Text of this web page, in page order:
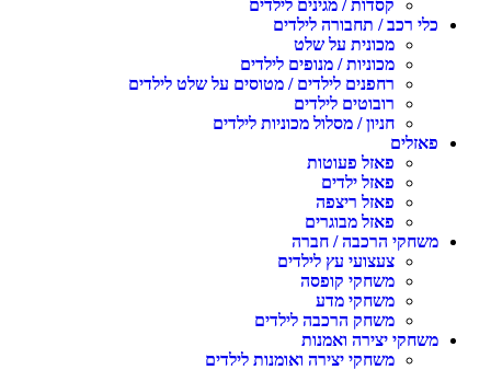
קסדות / מגינים לילדים
כלי רכב / תחבורה לילדים
מכונית על שלט
מכוניות / מנופים לילדים
רחפנים לילדים / מטוסים על שלט לילדים
רובוטים לילדים
חניון / מסלול מכוניות לילדים
פאזלים
פאזל פעוטות
פאזל ילדים
פאזל ריצפה
פאזל מבוגרים
משחקי הרכבה / חברה
צעצועי עץ לילדים
משחקי קופסה
משחקי מדע
משחק הרכבה לילדים
משחקי יצירה ואמנות
משחקי יצירה ואומנות לילדים